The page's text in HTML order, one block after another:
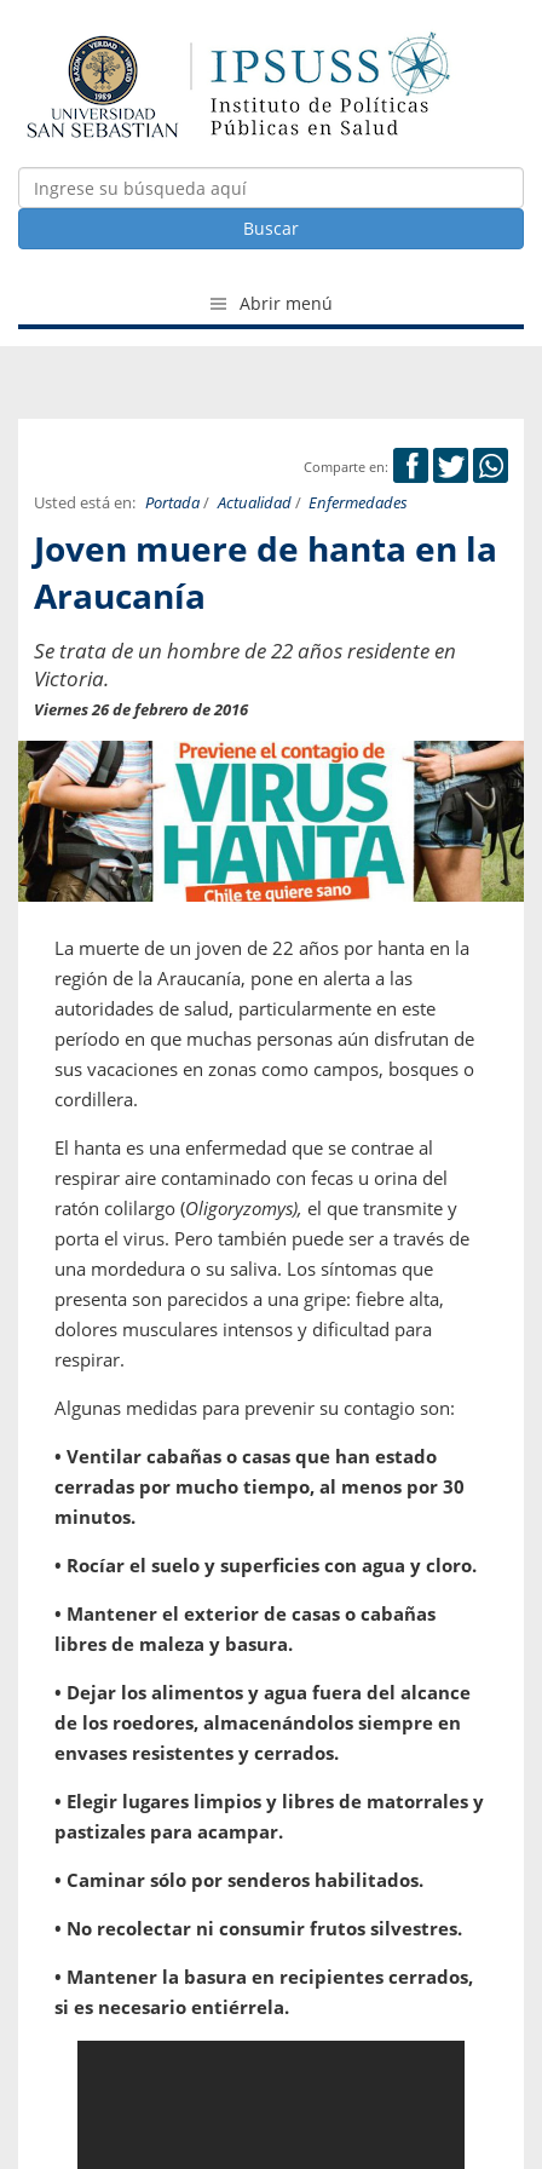
Buscar
Abrir menú
Comparte en:
Usted está en: Portada/ Actualidad/ Enfermedades
Joven muere de hanta en la
Araucanía
Se trata de un hombre de 22 años residente en
Victoria.
Viernes 26 de febrero de 2016
La muerte de un joven de 22 años por hanta en la
región de la Araucanía, pone en alerta a las
autoridades de salud, particularmente en este
período en que muchas personas aún disfrutan de
sus vacaciones en zonas como campos, bosques o
cordillera.
El hanta es una enfermedad que se contrae al
respirar aire contaminado con fecas u orina del
ratón colilargo (Oligoryzomys), el que transmite y
porta el virus. Pero también puede ser a través de
una mordedura o su saliva. Los síntomas que
presenta son parecidos a una gripe: fiebre alta,
dolores musculares intensos y dificultad para
respirar.
Algunas medidas para prevenir su contagio son:
• Ventilar cabañas o casas que han estado
cerradas por mucho tiempo, al menos por 30
minutos.
• Rocíar el suelo y superficies con agua y cloro.
• Mantener el exterior de casas o cabañas
libres de maleza y basura.
• Dejar los alimentos y agua fuera del alcance
de los roedores, almacenándolos siempre en
envases resistentes y cerrados.
• Elegir lugares limpios y libres de matorrales y
pastizales para acampar.
• Caminar sólo por senderos habilitados.
• No recolectar ni consumir frutos silvestres.
• Mantener la basura en recipientes cerrados,
si es necesario entiérrela.